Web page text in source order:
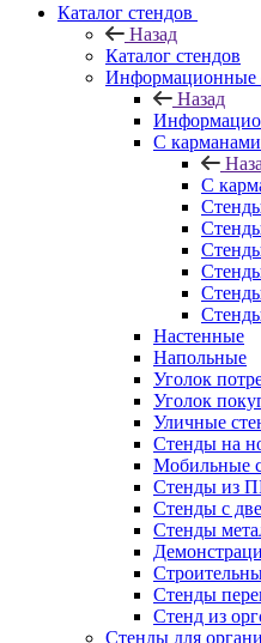
Каталог стендов
Назад
Каталог стендов
Информационные
Назад
С карманами
С
Настенные
Напольные
Уголок
Уголок
Уличные
Стенды на
Мобильные
Стенды из
Стенды с
Стенды
Стенды
Стенд из
Стенды для